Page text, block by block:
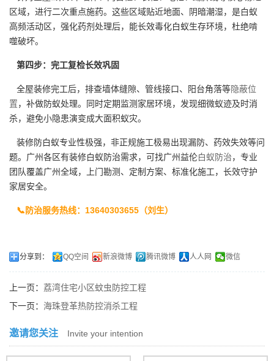
区域，进行二次重点施药。这些区域贴近地面、阴暗潮湿，是白蚁
高频活动区，强化药剂处理后，能长效毒化白蚁生存环境，杜绝啃
噬破坏。
第四步：完工复检长效巩固
全屋装修完工后，排查墙体缝隙、管线接口、阳台角落等隐蔽位
置，补做防蚁处理。同时定期监测家居环境，发现细微蚁迹及时消
杀，避免小隐患演变成大面积蚁灾。
装修防白蚁专业性极强，非正规施工极易出现漏防、药效失效等问
题。广州各区有装修白蚁防治需求，可找广州益伦白蚁防治，专业
团队覆盖广州全域，上门勘测、定制方案、标准化施工，长效守护
家居安全。
📞防治服务热线：13640303655（刘生）
分享到： QQ空间 新浪微博 腾讯微博 人人网 微信
上一页： 荔湾住宅小区蚊虫防控工程
下一页： 海珠登革热防控消杀工程
邀请您关注 Invite your intention